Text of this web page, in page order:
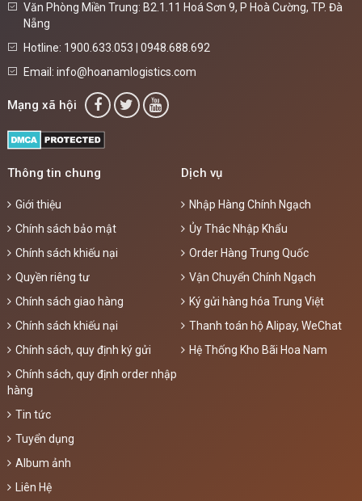
Văn Phòng Miền Trung: B2.1.11 Hoá Sơn 9, P Hoà Cường, TP. Đà
Nẵng
Hotline: 1900.633.053 | 0948.688.692
Email: info@hoanamlogistics.com
Mạng xã hội
Thông tin chung
Giới thiệu
Chính sách bảo mật
Chính sách khiếu nại
Quyền riêng tư
Chính sách giao hàng
Chính sách khiếu nại
Chính sách, quy định ký gửi
Chính sách, quy định order nhập
hàng
Tin tức
Tuyển dụng
Album ảnh
Liên Hệ
Dịch vụ
Nhập Hàng Chính Ngạch
Ủy Thác Nhập Khẩu
Order Hàng Trung Quốc
Vận Chuyển Chính Ngạch
Ký gửi hàng hóa Trung Việt
Thanh toán hộ Alipay, WeChat
Hệ Thống Kho Bãi Hoa Nam